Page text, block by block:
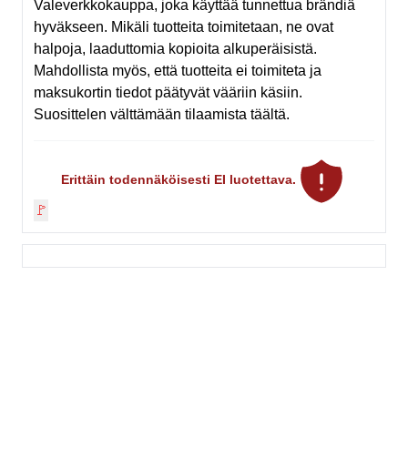
Valeverkkokauppa, joka käyttää tunnettua brändiä
hyväkseen. Mikäli tuotteita toimitetaan, ne ovat
halpoja, laaduttomia kopioita alkuperäisistä.
Mahdollista myös, että tuotteita ei toimiteta ja
maksukortin tiedot päätyvät vääriin käsiin.
Suosittelen välttämään tilaamista täältä.
Erittäin todennäköisesti EI luotettava.
🚩